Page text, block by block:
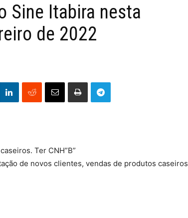
Sine Itabira nesta
de 2022
Ter CNH”B”
de novos clientes, vendas de produtos caseiros